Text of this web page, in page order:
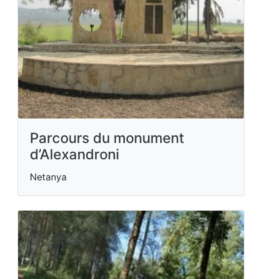
Parcours du monument
d’Alexandroni
Netanya